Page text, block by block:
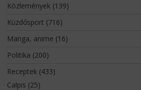
Közlemények(139)
Küzdősport (716)
Manga, anime (16)
Politika (200)
Receptek(433)
Calpis (25)